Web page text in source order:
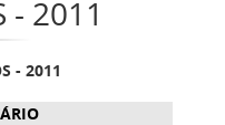
- 2011
- 2011